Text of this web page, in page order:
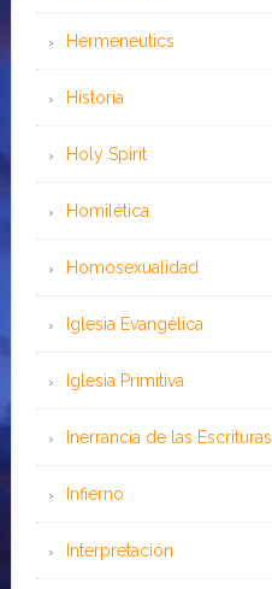
Hermeneutics
Historia
Holy Spirit
Homilética
Homosexualidad
Iglesia Evangélica
Iglesia Primitiva
Inerrancia de las Escrituras
Infierno
Interpretación